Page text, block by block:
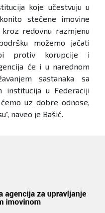
koje učestvuju u
stečene imovine
redovnu razmjenu
možemo jačati
protiv korupcije i
će i u narednom
sastanaka sa
institucija u Federaciji
uz dobre odnose,
naveo je Bašić.